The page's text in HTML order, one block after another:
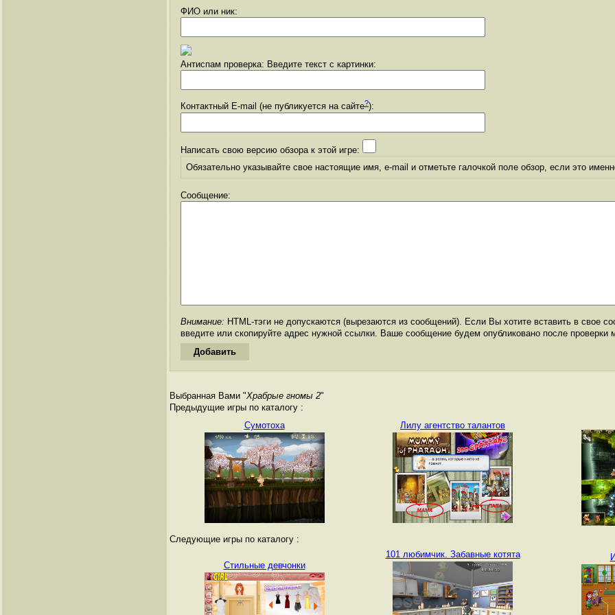
ФИО или ник:
Антиспам проверка: Введите текст с картинки:
Контактный E-mail (не публикуется на сайте?):
Написать свою версию обзора к этой игре:
Обязательно указывайте свое настоящие имя, e-mail и отметьте галочкой поле обзор, если это
Сообщение:
Внимание: HTML-тэги не допускаются (вырезаются из сообщений). Если Вы хотите вставить в свое
введите или скопируйте адрес нужной ссылки. Ваше сообщение будем опубликовано после проверки
Выбранная Вами "Храбрые гномы 2"
Предыдущие игры по каталогу :
Сумотоха
Лилу агентство талантов
Следующие игры по каталогу :
Стильные девчонки
101 любимчик. Забавные котята